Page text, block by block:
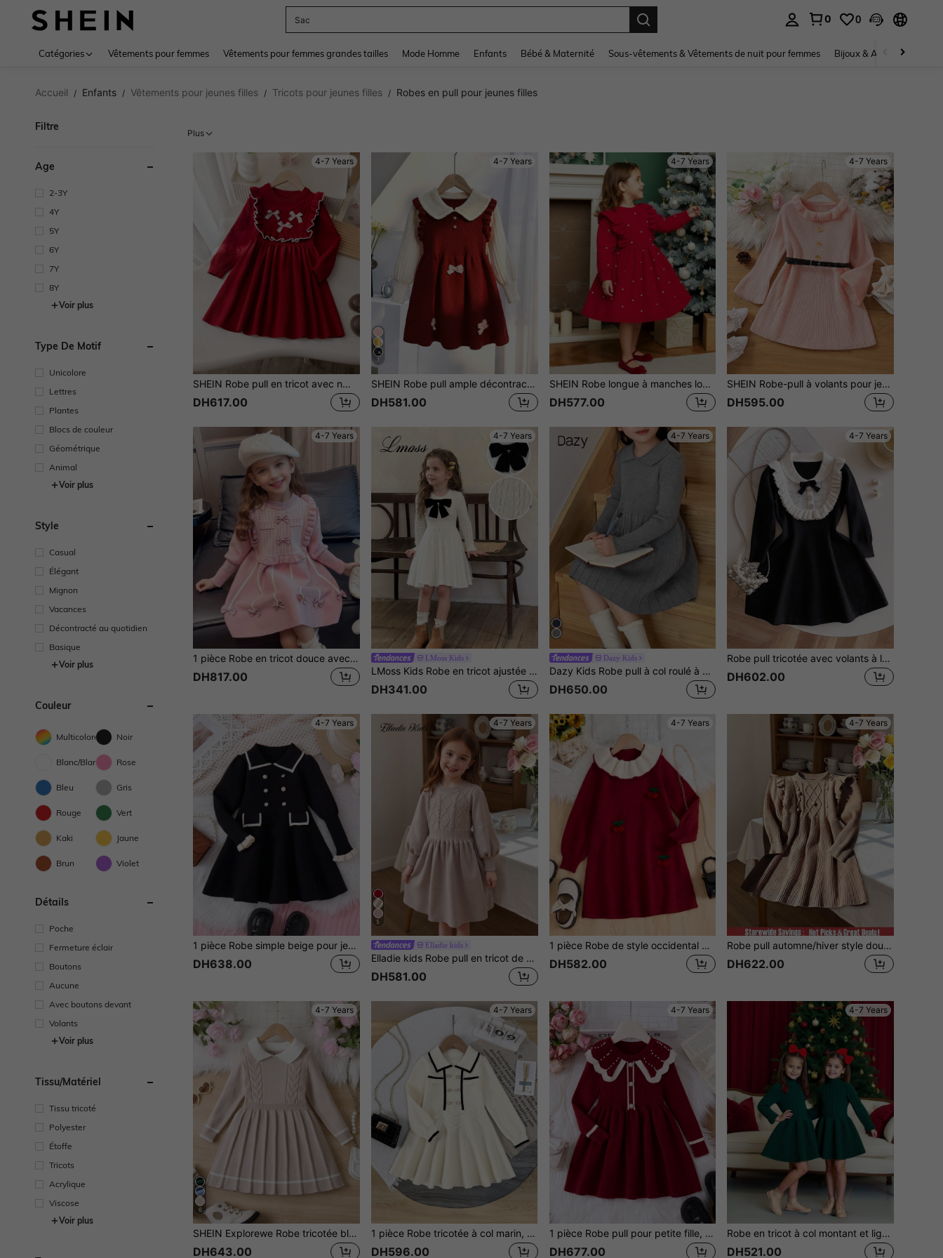
Sac
0 0
Catégories Vêtements pour femmes Vêtements pour femmes grandes tailles Mode Homme Enfants Bébé & Maternité Sous-vêtements & Vêtements de nuit pour femmes Bijoux & Accessoires pour
Accueil / Enfants / Vêtements pour jeunes filles / Tricots pour jeunes filles / Robes en pull pour jeunes filles
Filtre
Âge
2-3Y
4Y
5Y
6Y
7Y
8Y
Voir plus
Type De Motif
Unicolore
Lettres
Plantes
Blocs de couleur
Géométrique
Animal
Voir plus
Style
Casual
Élégant
Mignon
Vacances
Décontracté au quotidien
Basique
Voir plus
Couleur
Multicolore Noir
Blanc/Blanche Rose
Bleu Gris
Rouge Vert
Kaki Jaune
Brun Violet
Détails
Poche
Fermeture éclair
Boutons
Aucune
Avec boutons devant
Volants
Voir plus
Tissu/matériel
Tissu tricoté
Polyester
Étoffe
Tricots
Acrylique
Viscose
Voir plus
Plus
4-7 Years
SHEIN Robe pull en tricot avec nœud rose pour jeune fille, robe en tricot à manches longues avec col rond et volants, mignonne
DH617.00
4-7 Years
7
SHEIN Robe pull ample décontractée minimaliste confortable avec col Claudine, blocs de couleurs et nœud décoratif pour jeune fille, vêtements d'automne et d'hiver
DH581.00
4-7 Years
SHEIN Robe longue à manches longues en tricot avec col à volants et perles pour jeune fille, douce et confortable pour le quotidien, l'extérieur, les voyages, les vacances, la maison, la garderie
DH577.00
4-7 Years
SHEIN Robe-pull à volants pour jeune fille
DH595.00
4-7 Years
1 pièce Robe en tricot douce avec décoration de nœud et motif pied-de-poule pour jeunes filles
DH817.00
4-7 Years
LMoss Kids
LMoss Kids Robe en tricot ajustée avec nœud décoratif, col rond, couleur unie pour jeune fille. Pulls d'automne, vêtements d'automne pour jeune fille. Premier jour d'école en hiver
DH341.00
4-7 Years
Dazy Kids
Dazy Kids Robe pull à col roulé à manches longues pour jeunes filles
DH650.00
4-7 Years
Robe pull tricotée avec volants à la mode et mignonne, robe d'automne/hiver pour tout-petits, robe noire et blanche pour enfants, robe pour tout-petits noire, robes pour filles, robes d'hiver pour filles, robes pull d'automne et d'hiver pour jeunes filles, vêtements pour filles d'automne et d'hiver, robes pour filles, robe pour fille à manches longues, robe d'automne et d'hiver pour jeunes filles, robe de printemps et d'automne pour fille, vêtements d'automne et d'hiver pour filles, robes d'automne et d'hiver pour jeunes filles
DH602.00
4-7 Years
1 pièce Robe simple beige pour jeune fille, robe de princesse à col rond avec perles en forme de clou pour enfants, robe à volants et fourrure pour petite fille, automne
DH638.00
4-7 Years
5
Elladie kids
Elladie kids Robe pull en tricot de câble orange chaud pour jeunes filles, robe en tricot à col rond polyvalente et douce à manches longues, confortable et décontracté pour le port quotidien au printemps, en automne et en hiver
DH581.00
4-7 Years
1 pièce Robe de style occidental printanière pour filles, robe de princesse cerise à col jeune, robe en fourrure rouge vin pour petite fille bébé
DH582.00
4-7 Years
Robe pull automne/hiver style doux pour filles, bordure à volants + design de treillis de losanges en tricot torsadé, robe de princesse tricotée mignonne et exquise
DH622.00
4-7 Years
6
SHEIN Explorewe Robe tricotée bleu marine pour jeune fille, style universitaire, coupe princesse, contraste de couleur bleu marine et blanc, convient pour diverses occasions : à la maison, sorties, école
DH643.00
4-7 Years
1 pièce Robe tricotée à col marin, édition coréenne, mode polyvalente, manches longues, bordure noire, boutons en fausses perles, bordure à volants, robe en laine
DH596.00
4-7 Years
1 pièce Robe pull pour petite fille, robe rouge à la mode, robe de princesse douce à col rond avec perles clouées, robe à volants et fourrure pour fille
DH677.00
4-7 Years
Robe en tricot à col montant et ligne A pour jeunes filles. Vêtements pour filles en vert foncé pour l'automne. Robe pull pour filles pour l'hiver. Robe verte pour tout-petits. Robe de Noël pour filles. Robe verte pour filles. Robe en tricot torsadé pour filles
DH521.00